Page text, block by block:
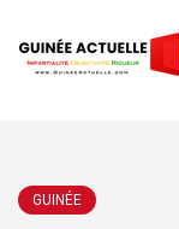
GUINÉE